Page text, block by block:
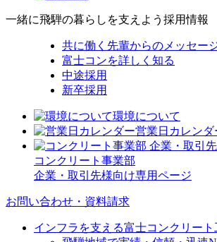
一緒に飛騨の暮らしを支えよう 採用情報
共に働く先輩からのメッセー
富士コンを詳しく知る
中途採用
新卒採用
環境について
営業日カレンダ
コンクリート事業部
企業・取引先様向け専用ページ
お問い合わせ・資料請求
インフラを支える富士コンクリート